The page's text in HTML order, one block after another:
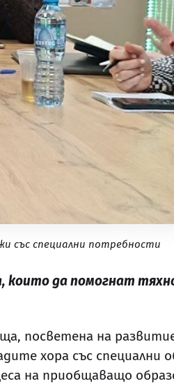
със специални потребности
които да помогнат
посветена на
хора със специални
на приобщаващо